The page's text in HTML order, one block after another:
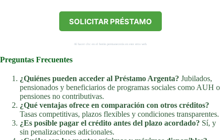
SOLICITAR PRÉSTAMO
Al hacer clic en el botón permanecerás en este sitio web.
Preguntas Frecuentes
¿Quiénes pueden acceder al Préstamo Argenta? Jubilados,
pensionados y beneficiarios de programas sociales como AUH o
pensiones no contributivas.
¿Qué ventajas ofrece en comparación con otros créditos?
Tasas competitivas, plazos flexibles y condiciones transparentes.
¿Es posible pagar el crédito antes del plazo acordado? Sí, y
sin penalizaciones adicionales.